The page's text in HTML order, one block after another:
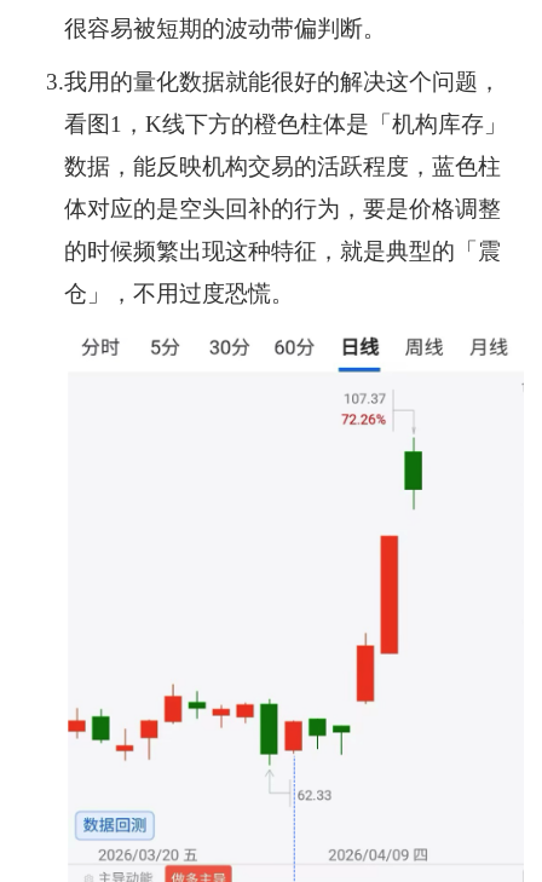
很容易被短期的波动带偏判断。
3.我用的量化数据就能很好的解决这个问题，
看图1，K线下方的橙色柱体是「机构库存」
数据，能反映机构交易的活跃程度，蓝色柱
体对应的是空头回补的行为，要是价格调整
的时候频繁出现这种特征，就是典型的「震
仓」，不用过度恐慌。